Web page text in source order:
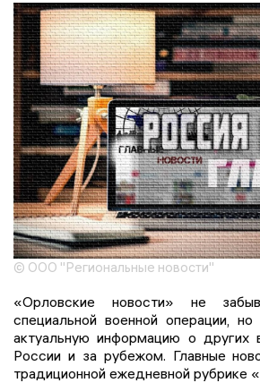
© ООО "Региональные новости"
«Орловские новости» не
специальной военной операции,
актуальную информацию о других
России и за рубежом. Главные
традиционной ежедневной рубрике